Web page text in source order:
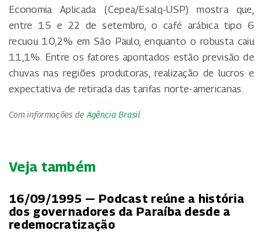
Economia Aplicada (Cepea/Esalq-USP) mostra que,
entre 15 e 22 de setembro, o café arábica tipo 6
recuou 10,2% em São Paulo, enquanto o robusta caiu
11,1%. Entre os fatores apontados estão previsão de
chuvas nas regiões produtoras, realização de lucros e
expectativa de retirada das tarifas norte-americanas.
Com informações de Agência Brasil
Veja também
16/09/1995 — Podcast reúne a história
dos governadores da Paraíba desde a
redemocratização